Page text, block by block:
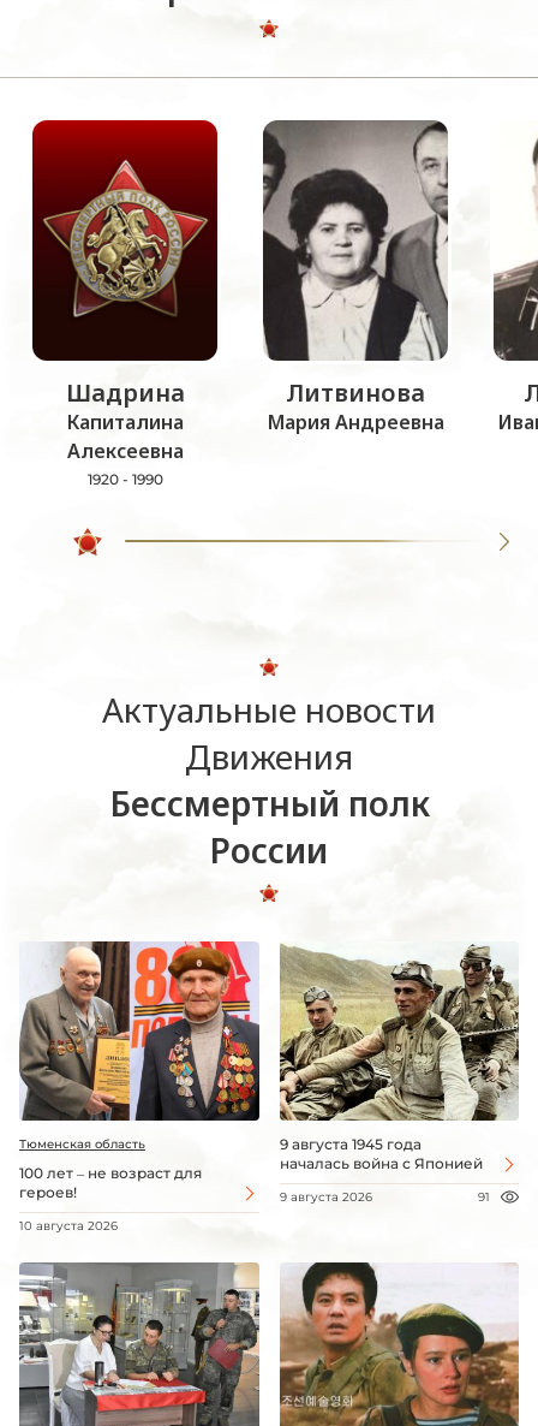
Шадрина
Капиталина
Алексеевна
1920 - 1990
Литвинова
Мария Андреевна
Актуальные новости
Движения
Бессмертный полк
России
Тюменская область
100 лет – не возраст для
героев!
10 августа 2026
9 августа 1945 года
началась война с Японией
9 августа 2026 91